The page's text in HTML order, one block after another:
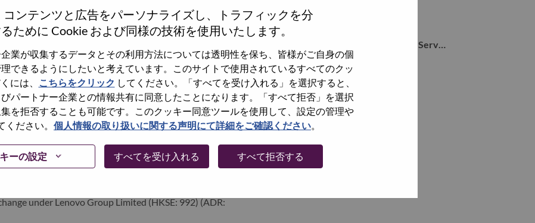
コンテンツと広告をパーソナライズし、トラフィックを分
ために Cookie および同様の技術を使用いたします。
業が収集するデータとその利用方法については透明性を保ち、皆様がご自身の個
できるようにしたいと考えています。このサイトで使用されているすべてのクッ
には、
こちらをクリック してください。「すべてを受け入れる」を選択すると、
パートナー企業との情報共有に同意したことになります。「すべて拒否」を選択
を拒否することも可能です。このクッキー同意ツールを使用して、設定の管理や
ください。 個人情報の取り扱いに関する声明にて詳細をご確認ください
ーの設定 すべてを受け入れる すべて拒否する
what we do. We WOW our customers.
powerhouse, ranked #153 in the Fortune Global
in 180 markets. Focused on a bold vision to deliver
its success as the world’s largest PC company with a full-
optimized devices (PCs, workstations, smartphones,
performance computing and software defined
Lenovo’s continued investment in world-changing
and smarter future for everyone, everywhere.
under Lenovo Group Limited (HKSE: 992) (ADR:
BANGALORE, Karnataka, India,
Staff Engineer - Advanced Managed Services, SSG Hybrid Cloud & AI Delivery
BANGALORE, Karnataka, India,
S4/HANA DB Engineer
BANGALORE, Karnataka, India,
SAP Basis & Integration Engineer
BANGALORE, Karnataka, India,
全てを見る